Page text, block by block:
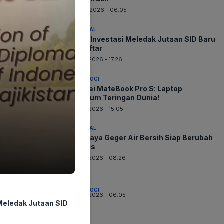
08-08-2026 - 06.05
NASIONAL
Minat Investasi Meledak Jutaan SID Baru
Terdaftar
07-08-2026 - 17.26
TEKNOLOGI
Huawei MateBook Pro S: Laptop
Premium Teringan Dunia!
07-08-2026 - 15.05
NASIONAL
Surabaya Geger Air Bersih Siap Berubah
Drastis
07-08-2026 - 08.26
TEKNOLOGI
07-08-2026 - 06.05
Jutaan SID